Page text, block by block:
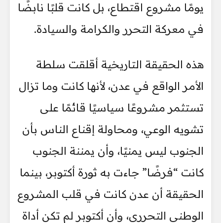
يومًا مشروع اقتطاع، بل كانت قلبًا نابضًا
في معركة التحرر والكرامة والسيادة.
هذه الحقيقة التاريخية أقلقت سلطة
الأمر الواقع في عدن، لأنها كانت وما تزال
تستثمر مشروعًا سياسيًا قائمًا على
تشويه الوعي، ومحاولة إقناع الناس بأن
الجنوب ليس يمنيًا، وأن يمننة الجنوب
كانت “فرضًا” جاءت به ثورة أكتوبر، بينما
الحقيقة أن عدن كانت في قلب المشروع
الوطني التحرري، وأن أكتوبر لم تكن أداة